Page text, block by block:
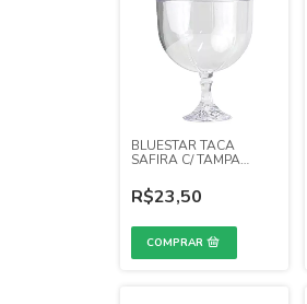
BLUESTAR TACA
SAFIRA C/ TAMPA
R$23,50